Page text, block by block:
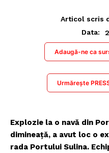
Articol scris
Data:
Adaugă-ne ca
Urmărește
Explozie la o navă din
dimineață, a avut loc o
rada Portului Sulina.